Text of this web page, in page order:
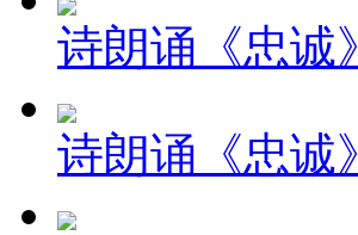
诗朗诵《忠诚
诗朗诵《忠诚